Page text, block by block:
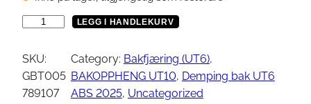
L
T
M
LEGG I HANDLEKURV
SKU:
GBT005
789107
Category: Bakfjæring (UT6)
BAKOPPHENG UT10, Demping bak UT6
ABS 2025, Uncategorized